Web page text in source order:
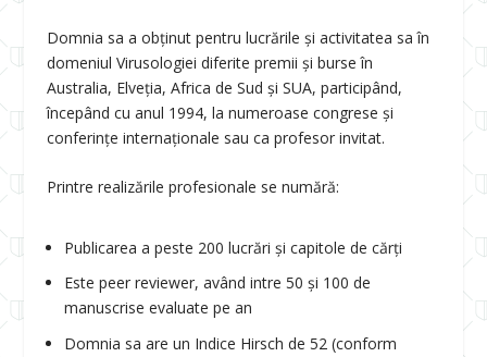
Domnia sa a obținut pentru lucrările și activitatea sa în
domeniul Virusologiei diferite premii și burse în
Australia, Elveția, Africa de Sud și SUA, participând,
începând cu anul 1994, la numeroase congrese și
conferințe internaționale sau ca profesor invitat.
Printre realizările profesionale se numără:
Publicarea a peste 200 lucrări și capitole de cărți
Este peer reviewer, având intre 50 și 100 de
manuscrise evaluate pe an
Domnia sa are un Indice Hirsch de 52 (conform